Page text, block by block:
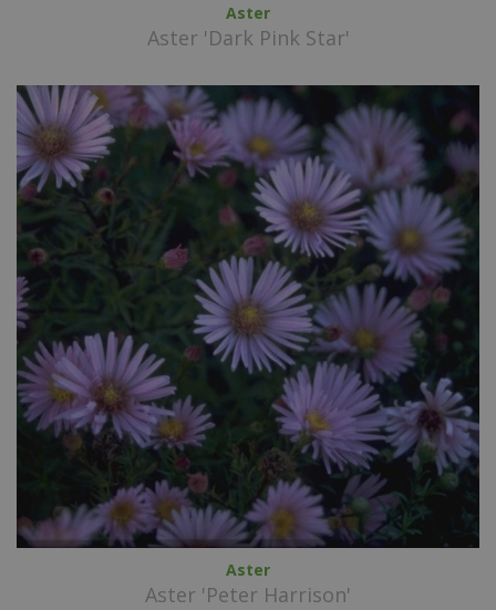
Aster
Aster 'Dark Pink Star'
Aster
Aster 'Peter Harrison'